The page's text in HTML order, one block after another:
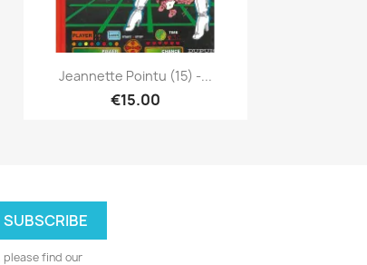
Quick view
Jeannette Pointu (15) -...
€15.00
please find our